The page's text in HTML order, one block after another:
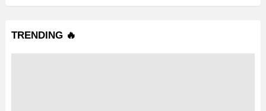
TRENDING 🔥